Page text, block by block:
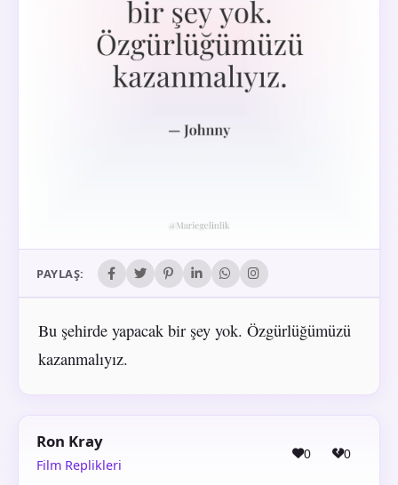
PAYLAŞ:
Bu şehirde yapacak bir şey yok. Özgürlüğümüzü
kazanmalıyız.
Ron Kray
Film Replikleri
0 0